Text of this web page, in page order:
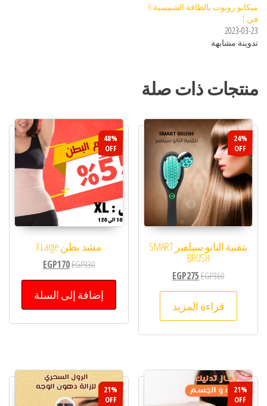
ميكانو روبوت بالطاقة الشمسية 6
في 1
2023-03-23
تدوينة مشابهة
منتجات ذات صلة
24%
OFF
بتقنية النانو سيلفير SMART
BRUSH
EGP360
EGP275
قراءة المزيد
48%
OFF
مشد بطن X Large
EGP330
EGP170
إضافة إلى السلة
21%
OFF
21%
OFF